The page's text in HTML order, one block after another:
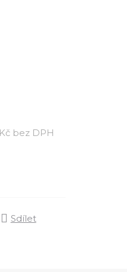
bez DPH
Sdílet